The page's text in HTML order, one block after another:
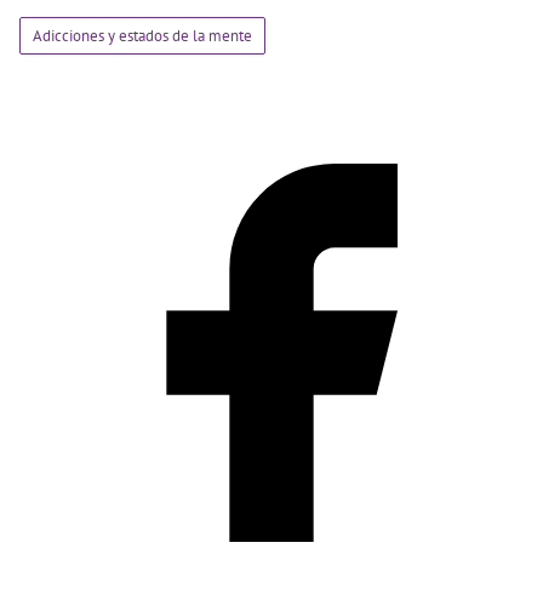
Adicciones y estados de la mente